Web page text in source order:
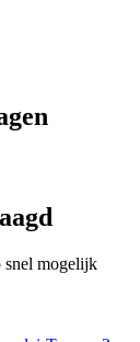
snel mogelijk